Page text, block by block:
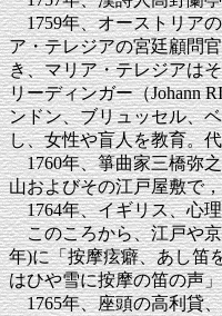
1759年、オーストリアの
ア・テレジアの宮廷顧問
き、マリア・テレジアは
リーディンガー（Johann
ンドン、ブリュッセル、
し、女性や盲人を教育。
1760年、箏曲家三橋弥之
山およびその江戸屋敷で
1764年、イギリス、心理
このころから、江戸や京
年)に「按摩痃癖、あし笛
はひや雪に按摩の笛の声
1765年、座頭の高利貸、